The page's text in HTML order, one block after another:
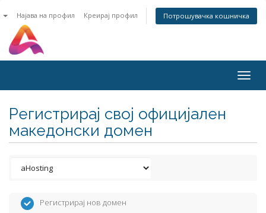
Најава на профил Креирај профил Потрошувачка кошничка
Регистрирај свој официјален
македонски домен
Регистрирај нов домен